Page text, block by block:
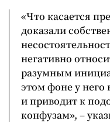
«Что касается
доказали
негативно
разумным
этом фоне у него
и приводит к
конфузам», –